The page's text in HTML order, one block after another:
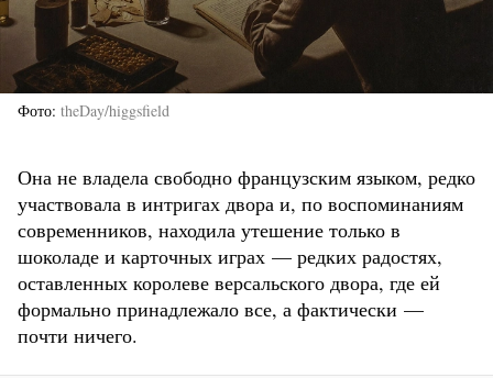
Фото theDay/higgsfield
Она не владела свободно французским языком, редко
участвовала в интригах двора и, по воспоминаниям
современников, находила утешение только в
шоколаде и карточных играх — редких радостях,
оставленных королеве версальского двора, где ей
формально принадлежало все, а фактически —
почти ничего.